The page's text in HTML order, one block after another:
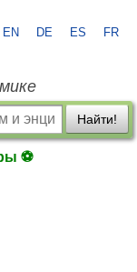
EN DE ES FR
Найти!
⚽